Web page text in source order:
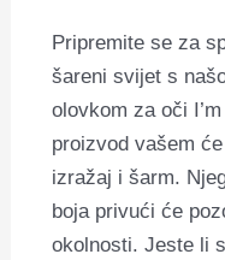
Pripremite se za
šareni svijet s
olovkom za oči
proizvod vašem
izražaj i šarm.
boja privući će
okolnosti. Jeste li